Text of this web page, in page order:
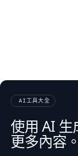
AI工具大全
使用 AI
更多內容。